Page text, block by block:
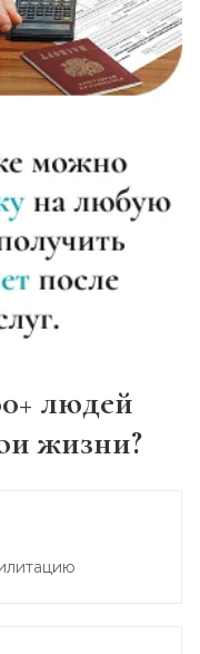
людей
жизни?